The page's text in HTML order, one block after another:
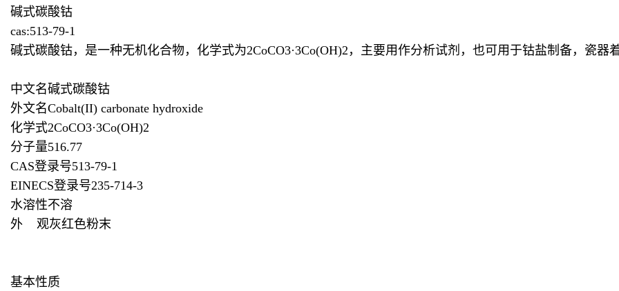
碱式碳酸钴
cas:513-79-1
碱式碳酸钴，是一种无机化合物，化学式为2CoCO3·3Co(OH)2，主要用作分析试剂，也可用于钴盐制备，瓷器
中文名碱式碳酸钴
外文名Cobalt(II) carbonate hydroxide
化学式2CoCO3·3Co(OH)2
分子量516.77
CAS登录号513-79-1
EINECS登录号235-714-3
水溶性不溶
外 观灰红色粉末
基本性质